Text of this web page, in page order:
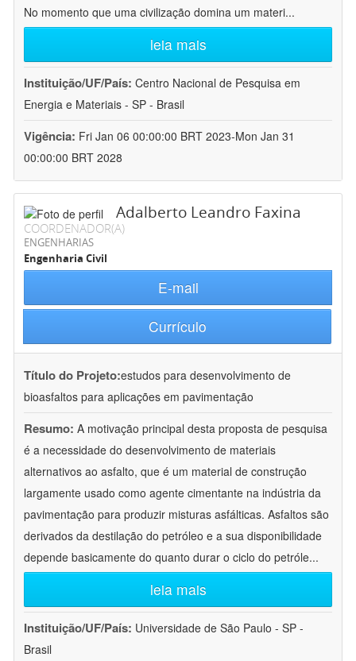
No momento que uma civilização domina um materi...
leia mais
Instituição/UF/País: Centro Nacional de Pesquisa em
Energia e Materiais - SP - Brasil
Vigência: Fri Jan 06 00:00:00 BRT 2023-Mon Jan 31
00:00:00 BRT 2028
Adalberto Leandro Faxina
COORDENADOR(A)
ENGENHARIAS
Engenharia Civil
E-mail
Currículo
Título do Projeto:estudos para desenvolvimento de
bioasfaltos para aplicações em pavimentação
Resumo: A motivação principal desta proposta de pesquisa
é a necessidade do desenvolvimento de materiais
alternativos ao asfalto, que é um material de construção
largamente usado como agente cimentante na indústria da
pavimentação para produzir misturas asfálticas. Asfaltos são
derivados da destilação do petróleo e a sua disponibilidade
depende basicamente do quanto durar o ciclo do petróle...
leia mais
Instituição/UF/País: Universidade de São Paulo - SP -
Brasil